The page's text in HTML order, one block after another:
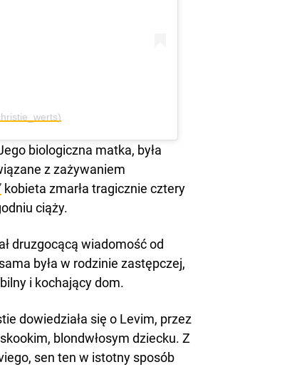
biologiczna matka, była
z zażywaniem
kobieta zmarła tragicznie cztery
ciąży.
druzgocącą wiadomość od
była w rodzinie zastępczej,
i kochający dom.
dowiedziała się o Levim, przez
blondwłosym dziecku. Z
sen ten w istotny sposób